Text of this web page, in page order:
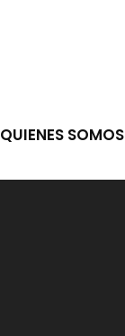
QUIENES SOMOS